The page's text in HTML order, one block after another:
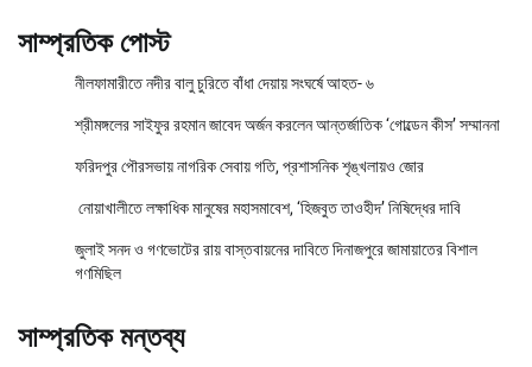
সাম্প্রতিক পোস্ট
নীলফামারীতে নদীর বালু চুরিতে বাঁধা দেয়ায় সংঘর্ষে আহত- ৬
শ্রীমঙ্গলের সাইফুর রহমান জাবেদ অর্জন করলেন আন্তর্জাতিক ‘গোল্ডেন কীস’ সম্মাননা
ফরিদপুর পৌরসভায় নাগরিক সেবায় গতি, প্রশাসনিক শৃঙ্খলায়ও জোর
নোয়াখালীতে লক্ষাধিক মানুষের মহাসমাবেশ, ‘হিজবুত তাওহীদ’ নিষিদ্ধের দাবি
জুলাই সনদ ও গণভোটের রায় বাস্তবায়নের দাবিতে দিনাজপুরে জামায়াতের বিশাল
গণমিছিল
সাম্প্রতিক মন্তব্য